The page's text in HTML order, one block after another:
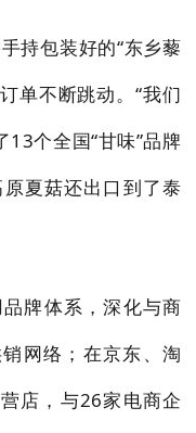
持包装好的“东乡藜
单不断跳动。“我们
个全国“甘味”品牌
夏菇还出口到了泰
牌体系，深化与商
网络；在京东、淘
店，与26家电商企